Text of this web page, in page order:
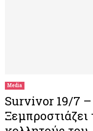
Media
Survivor 19/7